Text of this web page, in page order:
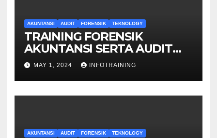
AKUNTANSI AUDIT FORENSIK TEKNOLOGY
TRAINING FORENSIK
AKUNTANSI SERTA AUDIT
PENYELIDIKAN
MAY 1, 2024 INFOTRAINING
AKUNTANSI AUDIT FORENSIK TEKNOLOGY